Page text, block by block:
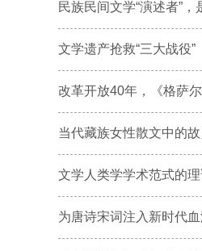
民族民间文学“演述者”，
文学遗产抢救“三大战役”
改革开放40年，《格萨
当代藏族女性散文中的
文学人类学学术范式的
为唐诗宋词注入新时代